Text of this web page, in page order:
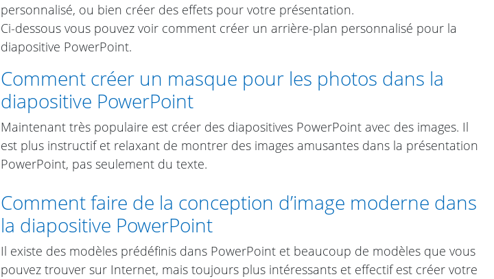
personnalisé, ou bien créer des effets pour votre présentation.
Ci-dessous vous pouvez voir comment créer un arrière-plan personnalisé pour la
diapositive PowerPoint.
Comment créer un masque pour les photos dans la
diapositive PowerPoint
Maintenant très populaire est créer des diapositives PowerPoint avec des images. Il
est plus instructif et relaxant de montrer des images amusantes dans la présentation
PowerPoint, pas seulement du texte.
Comment faire de la conception d’image moderne dans
la diapositive PowerPoint
Il existe des modèles prédéfinis dans PowerPoint et beaucoup de modèles que vous
pouvez trouver sur Internet, mais toujours plus intéressants et effectif est créer votre